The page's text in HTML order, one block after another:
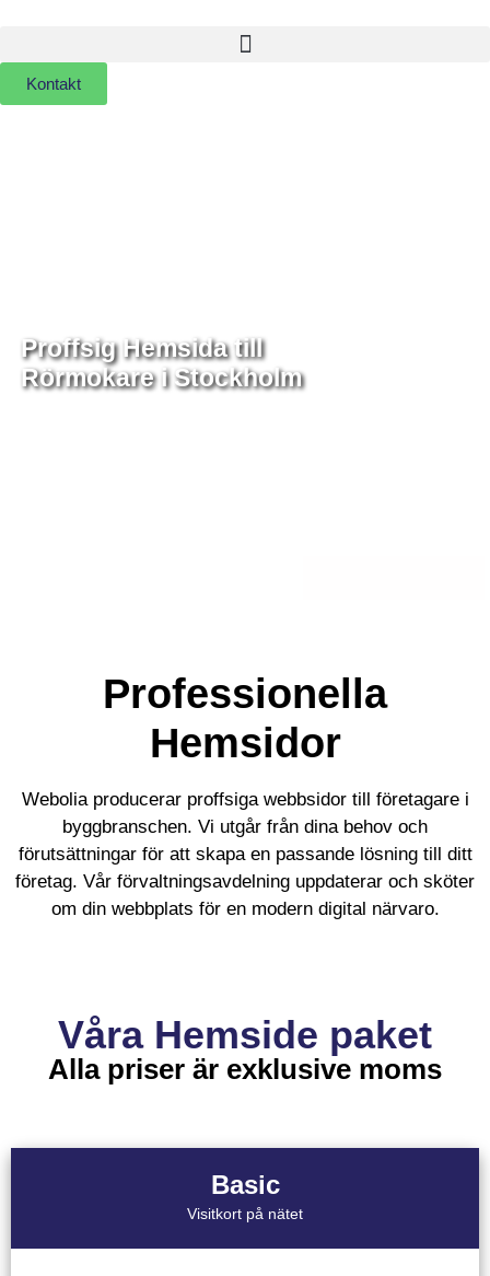
Kontakt
Proffsig Hemsida till
Rörmokare i Stockholm
Professionella
Hemsidor
Webolia producerar proffsiga webbsidor till företagare i
byggbranschen. Vi utgår från dina behov och
förutsättningar för att skapa en passande lösning till ditt
företag. Vår förvaltningsavdelning uppdaterar och sköter
om din webbplats för en modern digital närvaro.
Våra Hemside paket
Alla priser är exklusive moms
Basic
Visitkort på nätet